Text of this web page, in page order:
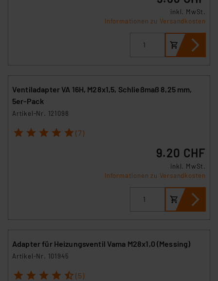
inkl. MwSt.
Informationen zu Versandkosten
Ventiladapter VA 16H, M28x1,5, Schließmaß 8,25 mm,
5er-Pack
Artikel-Nr. 121098
1 2 3 4 5 (7)
9.20 CHF
inkl. MwSt.
Informationen zu Versandkosten
Adapter für Heizungsventil Vama M28x1,0 (Messing)
Artikel-Nr. 101945
1 2 3 4 5 (5)